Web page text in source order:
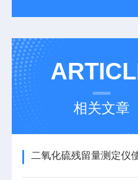
相关文章
二氧化硫残留量测定仪